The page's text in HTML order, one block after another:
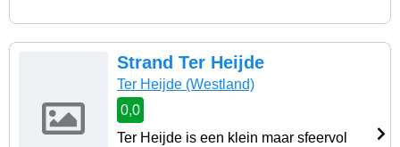
Strand Ter Heijde
Ter Heijde (Westland)
0,0
Ter Heijde is een klein maar sfeervol